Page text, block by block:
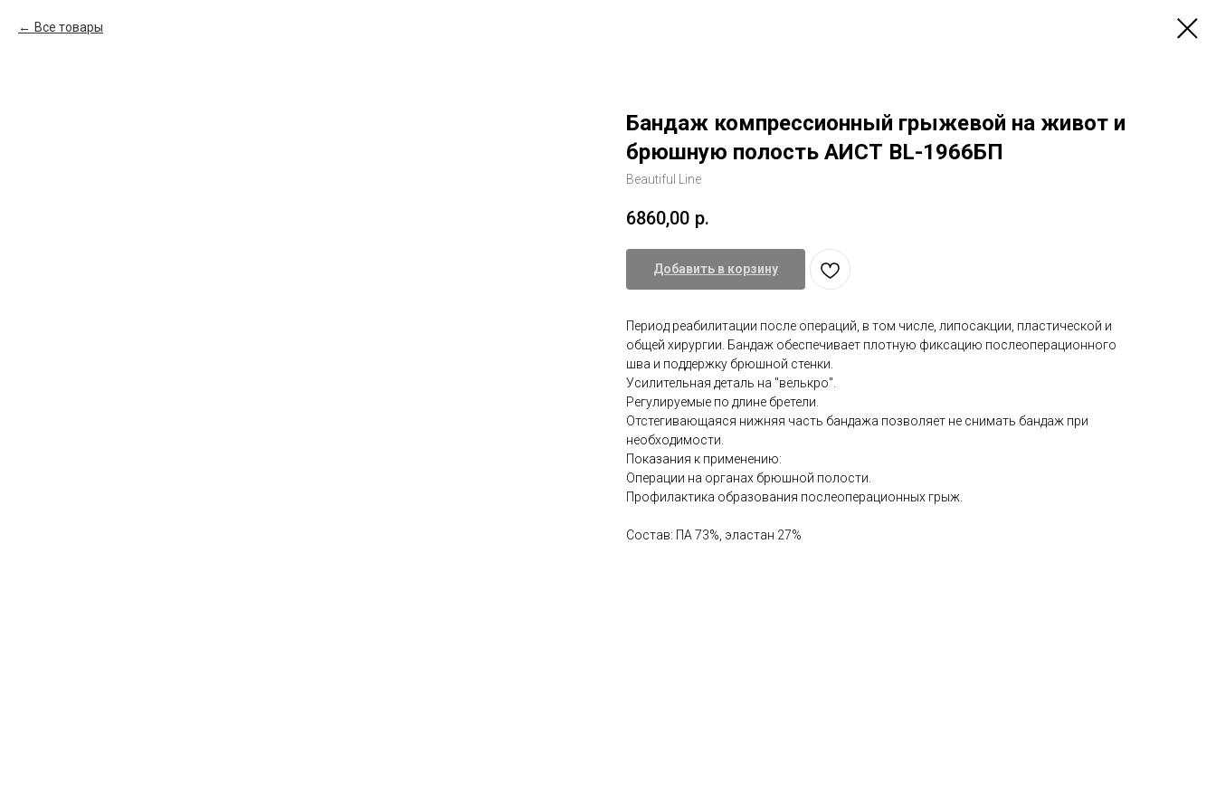
Все товары
Бандаж компрессионный грыжевой на живот и
брюшную полость АИСТ BL-1966БП
Beautiful Line
6860,00 р.
Добавить в корзину
Период реабилитации после операций, в том числе, липосакции, пластической и
общей хирургии. Бандаж обеспечивает плотную фиксацию послеоперационного
шва и поддержку брюшной стенки.
Усилительная деталь на "велькро".
Регулируемые по длине бретели.
Отстегивающаяся нижняя часть бандажа позволяет не снимать бандаж при
необходимости.
Показания к применению:
Операции на органах брюшной полости.
Профилактика образования послеоперационных грыж.
Состав: ПА 73%, эластан 27%